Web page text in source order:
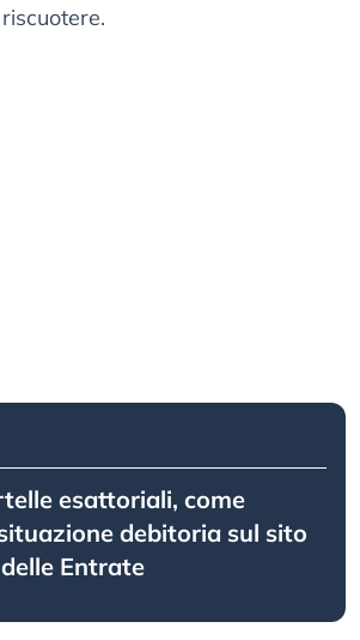
esattoriali, come
debitoria sul sito
Entrate